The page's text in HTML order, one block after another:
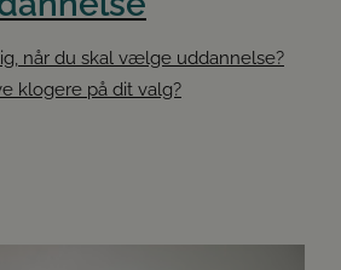
når du skal vælge uddannelse?
klogere på dit valg?